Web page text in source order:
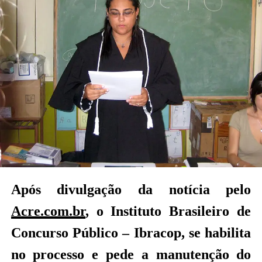
Após divulgação da notícia pelo
Acre.com.br, o Instituto Brasileiro de
Concurso Público – Ibracop, se habilita
no processo e pede a manutenção do